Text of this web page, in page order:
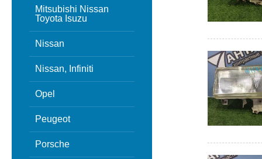
Mitsubishi Nissan
Toyota Isuzu
Nissan
Nissan, Infiniti
Opel
Peugeot
Porsche